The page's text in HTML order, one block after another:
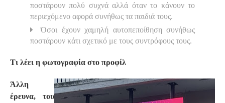
ποστάρουν πολύ συχνά αλλά όταν το κάνουν το
περιεχόμενο αφορά συνήθως τα παιδιά τους.
Όσοι έχουν χαμηλή αυτοπεποίθηση συνήθως
ποστάρουν κάτι σχετικό με τους συντρόφους τους.
Τι λέει η φωτογραφία στο προφίλ
Άλλη
έρευνα, του